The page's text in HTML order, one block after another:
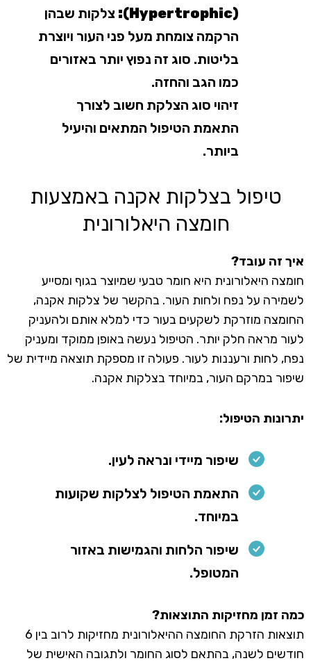
(Hypertrophic):
צלקות שבהן
הרקמה צומחת מעל פני העור ויוצרת
בליטות. סוג זה נפוץ יותר באזורים
כמו הגב והחזה.
זיהוי סוג הצלקת חשוב לצורך
התאמת הטיפול המתאים והיעיל
ביותר.
טיפול בצלקות אקנה באמצעות
חומצה היאלורונית
איך זה עובד?
חומצה היאלורונית היא חומר טבעי שמיוצר בגוף ומסייע
לשמירה על נפח ולחות העור. בהקשר של צלקות אקנה,
החומצה מוזרקת לשקעים בעור כדי למלא אותם ולהעניק
לעור מראה חלק יותר. הטיפול נעשה באופן ממוקד ומעניק
נפח, לחות ורעננות לעור. פעולה זו מספקת תוצאה מיידית של
שיפור במרקם העור, במיוחד בצלקות אקנה.
יתרונות הטיפול:
שיפור מיידי ונראה לעין.
התאמת הטיפול לצלקות שקועות
במיוחד.
שיפור הלחות והגמישות באזור
המטופל.
כמה זמן מחזיקות התוצאות?
תוצאות הזרקת החומצה ההיאלורונית מחזיקות לרוב בין 6
חודשים לשנה, בהתאם לסוג החומר ולתגובה האישית של